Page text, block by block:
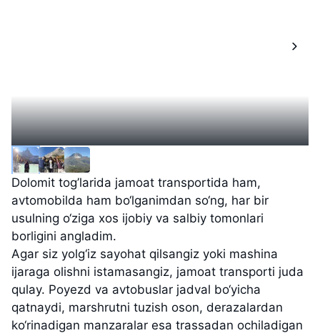
Dolomit tog’larida jamoat transportida ham,
avtomobilda ham bo‘lganimdan so‘ng, har bir
usulning o‘ziga xos ijobiy va salbiy tomonlari
borligini angladim.
Agar siz yolg‘iz sayohat qilsangiz yoki mashina
ijaraga olishni istamasangiz, jamoat transporti juda
qulay. Poyezd va avtobuslar jadval bo‘yicha
qatnaydi, marshrutni tuzish oson, derazalardan
ko‘rinadigan manzaralar esa trassadan ochiladigan